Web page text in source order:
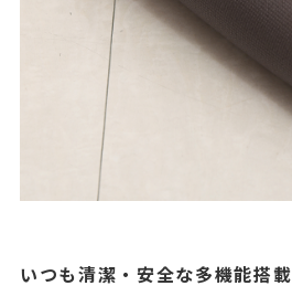
いつも清潔・安全な多機能搭載